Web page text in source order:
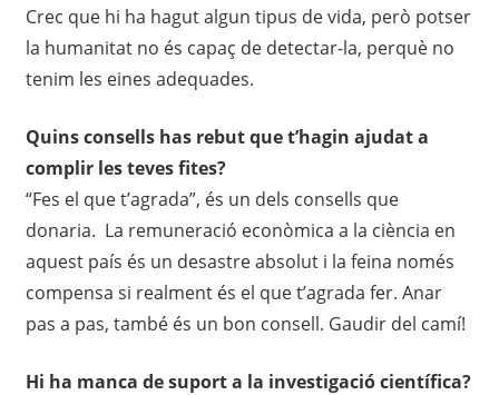
Crec que hi ha hagut algun tipus de vida, però potser
la humanitat no és capaç de detectar-la, perquè no
tenim les eines adequades.
Quins consells has rebut que t’hagin ajudat a
complir les teves fites?
“Fes el que t’agrada”, és un dels consells que
donaria. La remuneració econòmica a la ciència en
aquest país és un desastre absolut i la feina només
compensa si realment és el que t’agrada fer. Anar
pas a pas, també és un bon consell. Gaudir del camí!
Hi ha manca de suport a la investigació científica?